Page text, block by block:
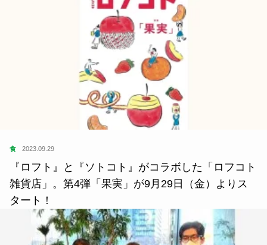
食 2023.09.29
『ロフト』と『ソトコト』がコラボした「ロフコト
雑貨店」。第4弾「果実」が9月29日（金）よりス
タート！